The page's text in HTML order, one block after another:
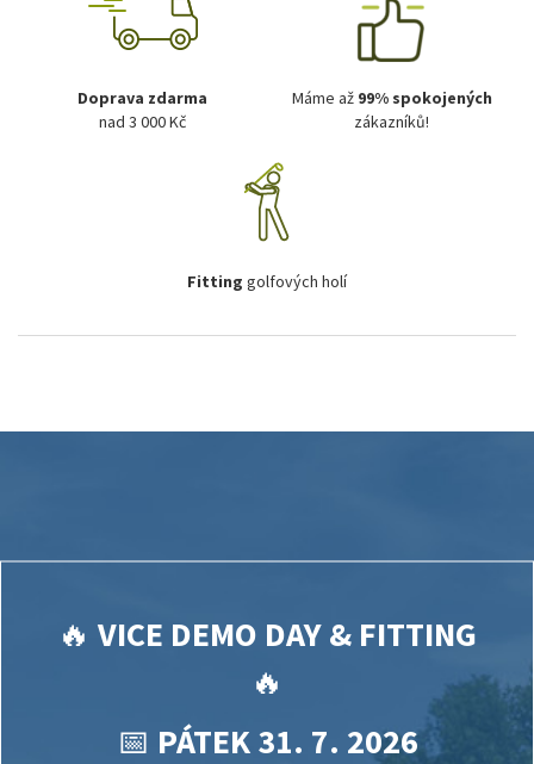
Doprava zdarma
nad 3 000 Kč
Máme až 99% spokojených
zákazníků!
Fitting golfových holí
🔥 VICE DEMO DAY & FITTING
🔥
📅 PÁTEK 31. 7. 2026